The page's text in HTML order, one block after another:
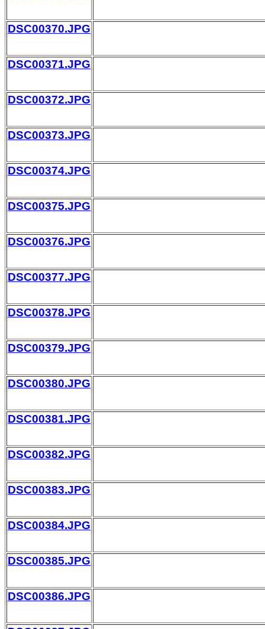
DSC00370.JPG
DSC00371.JPG
DSC00372.JPG
DSC00373.JPG
DSC00374.JPG
DSC00375.JPG
DSC00376.JPG
DSC00377.JPG
DSC00378.JPG
DSC00379.JPG
DSC00380.JPG
DSC00381.JPG
DSC00382.JPG
DSC00383.JPG
DSC00384.JPG
DSC00385.JPG
DSC00386.JPG